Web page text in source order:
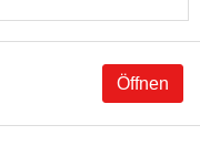
Öffnen